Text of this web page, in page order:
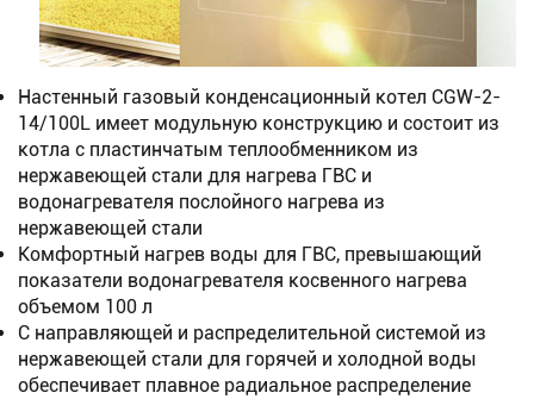
Настенный газовый конденсационный котел CGW-2-
14/100L имеет модульную конструкцию и состоит из
котла с пластинчатым теплообменником из
нержавеющей стали для нагрева ГВС и
водонагревателя послойного нагрева из
нержавеющей стали
Комфортный нагрев воды для ГВС, превышающий
показатели водонагревателя косвенного нагрева
объемом 100 л
C направляющей и распределительной системой из
нержавеющей стали для горячей и холодной воды
обеспечивает плавное радиальное распределение